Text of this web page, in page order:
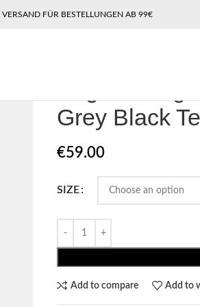
VERSAND FÜR BESTELLUNGEN AB 99€
Grey Black
€59.00
SIZE
Add to compare Add to